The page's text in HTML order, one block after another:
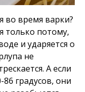
во время варки?
только потому,
и ударяется о
не
А если
градусов, они